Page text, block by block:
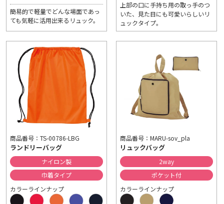
簡易的で軽量でどんな場面であっ
ても気軽に活用出来るリュック。
上部の口に手持ち用の取っ手のつ
いた、見た目にも可愛いらしいリ
ュックタイプ。
商品番号：TS-00786-LBG
ランドリーバッグ
ナイロン製
巾着タイプ
カラーラインナップ
商品番号：MARU-sov_pla
リュックバッグ
2way
ポケット付
カラーラインナップ